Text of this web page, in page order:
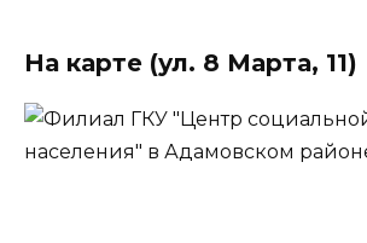
На карте (ул. 8 Марта, 11)